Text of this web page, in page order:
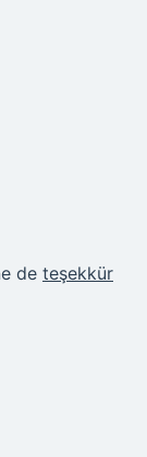
de teşekkür